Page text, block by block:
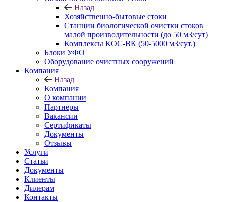
Назад
Хозяйственно-бытовые стоки
Станции биологической очистки стоков
малой производительности (до 50 м3/сут)
Комплексы КОС-ВК (50-5000 м3/сут.)
Блоки УФО
Оборудование очистных сооружений
Компания
Назад
Компания
О компании
Партнеры
Вакансии
Сертификаты
Документы
Отзывы
Услуги
Статьи
Документы
Клиенты
Дилерам
Контакты